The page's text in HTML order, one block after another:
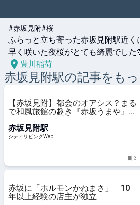
#赤坂見附#桜
ふらっと立ち寄った赤坂見附駅近く
早く咲いた夜桜がとても綺麗でした
豊川稲荷
赤坂見附駅の記事をも
【赤坂見附】都会のオアシス？まる
で和風旅館の趣き『赤坂うまや』｜
赤坂見附駅
シティリビングWeb
3
赤坂に「ホルモンかねまさ」 10
年以上経験の店主が独立